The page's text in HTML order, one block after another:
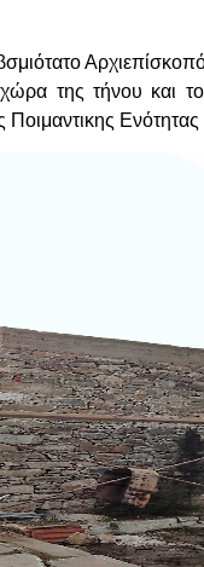
της τήνου και